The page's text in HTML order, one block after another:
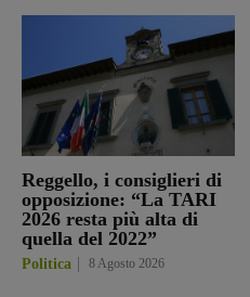
Reggello, i consiglieri di
opposizione: “La TARI
2026 resta più alta di
quella del 2022”
Politica 8 Agosto 2026